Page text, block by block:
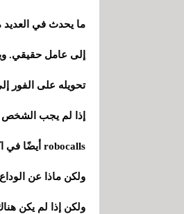
ما يحدث في العديد
إلى عامل حقيقي.
تحويله على الفور
إذا لم يجب
robocalls أيضًا في اكتشاف الأرقام التي تجيب، وتصنيفها كعملاء محتملين.
ولكن ماذا عن
ولكن إذا لم يكن